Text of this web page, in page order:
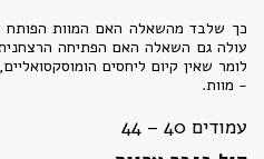
כך שלבד מהשאלה האם המוות
עולה גם השאלה האם הפתיחה
לומר שאין קיום ליחסים
- מוות.
עמודים 40 – 44